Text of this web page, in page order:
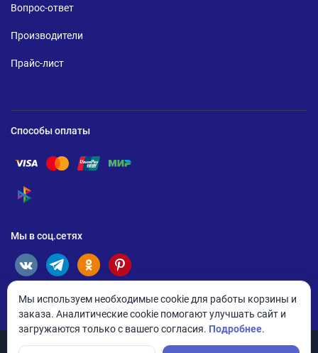
Вопрос-ответ
Производители
Прайс-лист
Способы оплаты
Помощь по оплате Visa
Помощь по оплате Mastercard
Помощь по оплате UnionPay
Помощь по оплате Мир
Помощь по оплате СБП
Мы в соц.сетях
Мы используем необходимые cookie для работы корзины и
заказа. Аналитические cookie помогают улучшать сайт и
загружаются только с вашего согласия. Подробнее.